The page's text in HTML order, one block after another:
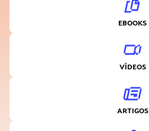
EBOOKS
VÍDEOS
ARTIGOS